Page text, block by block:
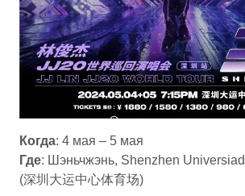
Когда: 4 мая – 5 мая
Где: Шэньчжэнь, Shenzhen
(深圳大运中心体育场)